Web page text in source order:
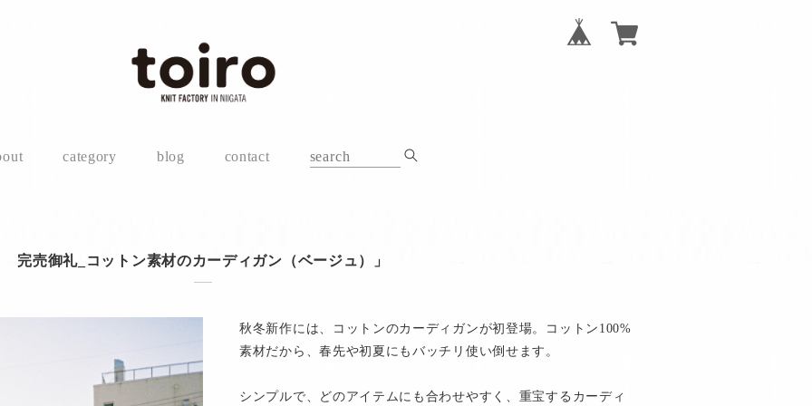
category blog contact
完売御礼_コットン素材のカーディガン（ベージュ）」
秋冬新作には、コットンのカーディガンが初登場。コットン100%
素材だから、春先や初夏にもバッチリ使い倒せます。
シンプルで、どのアイテムにも合わせやすく、重宝するカーディ